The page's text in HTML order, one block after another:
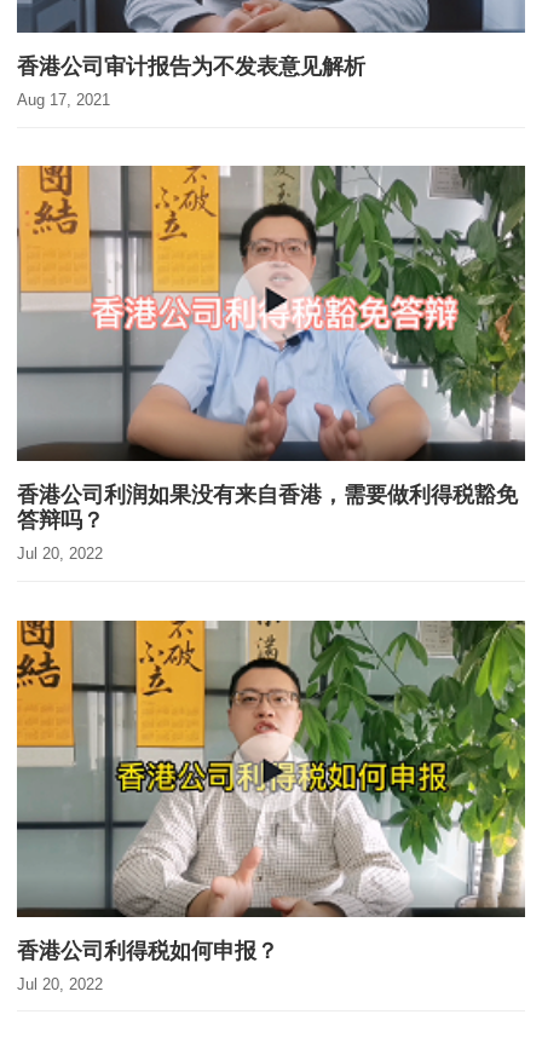
香港公司审计报告为不发表意见解析
Aug 17, 2021
香港公司利润如果没有来自香港，需要做利得税豁免
答辩吗？
Jul 20, 2022
香港公司利得税如何申报？
Jul 20, 2022